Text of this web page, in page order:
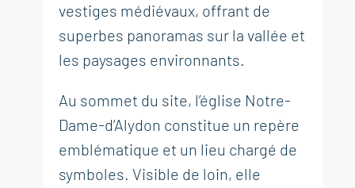
vestiges médiévaux, offrant de
superbes panoramas sur la vallée et
les paysages environnants.
Au sommet du site, l’église Notre-
Dame-d’Alydon constitue un repère
emblématique et un lieu chargé de
symboles. Visible de loin, elle